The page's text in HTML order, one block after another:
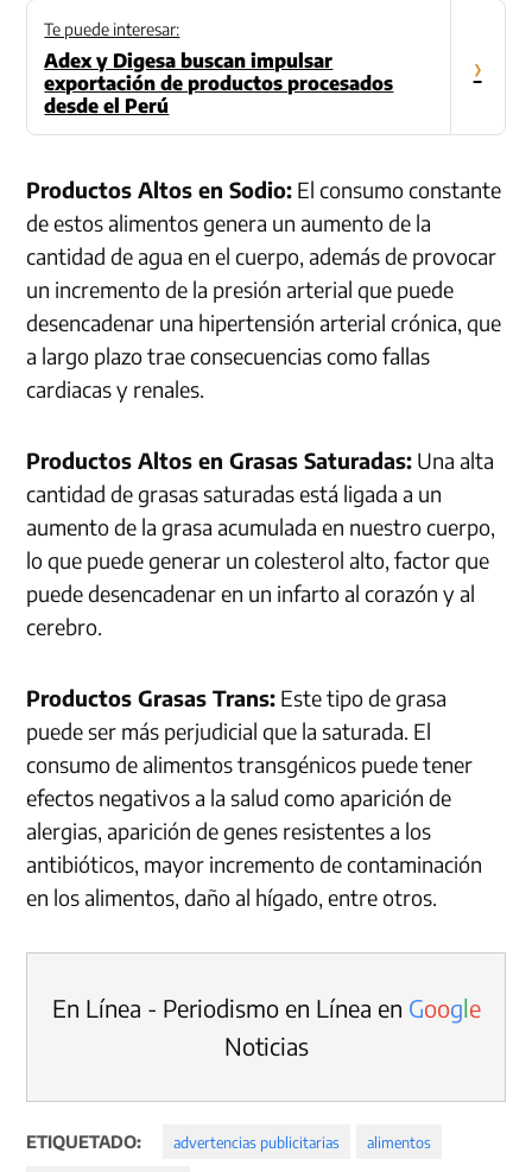
Te puede interesar:
Adex y Digesa buscan impulsar
exportación de productos procesados
desde el Perú
›
Productos Altos en Sodio: El consumo constante
de estos alimentos genera un aumento de la
cantidad de agua en el cuerpo, además de provocar
un incremento de la presión arterial que puede
desencadenar una hipertensión arterial crónica, que
a largo plazo trae consecuencias como fallas
cardiacas y renales.
Productos Altos en Grasas Saturadas: Una alta
cantidad de grasas saturadas está ligada a un
aumento de la grasa acumulada en nuestro cuerpo,
lo que puede generar un colesterol alto, factor que
puede desencadenar en un infarto al corazón y al
cerebro.
Productos Grasas Trans: Este tipo de grasa
puede ser más perjudicial que la saturada. El
consumo de alimentos transgénicos puede tener
efectos negativos a la salud como aparición de
alergias, aparición de genes resistentes a los
antibióticos, mayor incremento de contaminación
en los alimentos, daño al hígado, entre otros.
En Línea - Periodismo en Línea en Google
Noticias
ETIQUETADO: advertencias publicitarias alimentos